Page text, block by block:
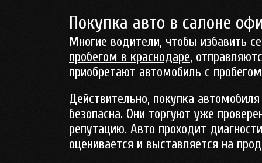
Покупка авто в салоне
Многие водители, чтобы избавить
пробегом в краснодаре,
приобретают автомобиль с
Действительно, покупка
безопасна. Они торгуют уже
репутацию. Авто проходит
оценивается и выставляется на